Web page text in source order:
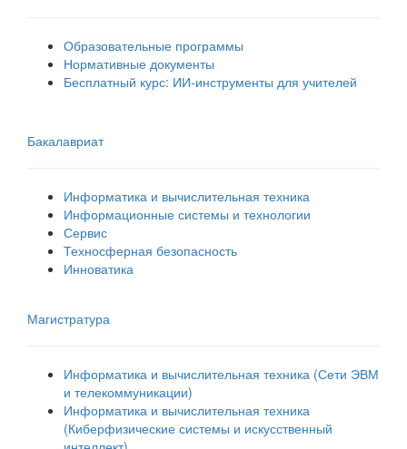
Образовательные программы
Нормативные документы
Бесплатный курс: ИИ‑инструменты для учителей
Бакалавриат
Информатика и вычислительная техника
Информационные системы и технологии
Сервис
Техносферная безопасность
Инноватика
Магистратура
Информатика и вычислительная техника (Сети ЭВМ
и телекоммуникации)
Информатика и вычислительная техника
(Киберфизические системы и искусственный